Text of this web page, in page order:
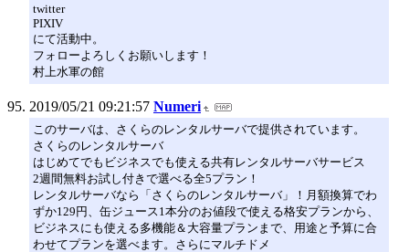
twitter
PIXIV
にて活動中。
フォローよろしくお願いします！
村上水軍の館
2019/05/21 09:21:57 Numeri
このサーバは、さくらのレンタルサーバで提供されています。
さくらのレンタルサーバ
はじめてでもビジネスでも使える共有レンタルサーバサービス
2週間無料お試し付きで選べる全5プラン！
レンタルサーバなら「さくらのレンタルサーバ」！月額換算でわ
ずか129円、缶ジュース1本分のお値段で使える格安プランから、
ビジネスにも使える多機能＆大容量プランまで、用途と予算に合
わせてプランを選べます。さらにマルチドメ